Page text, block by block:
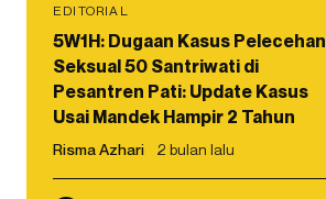
EDITORIAL
5W1H: Dugaan Kasus Pelecehan
Seksual 50 Santriwati di
Pesantren Pati: Update Kasus
Usai Mandek Hampir 2 Tahun
Risma Azhari 2 bulan lalu